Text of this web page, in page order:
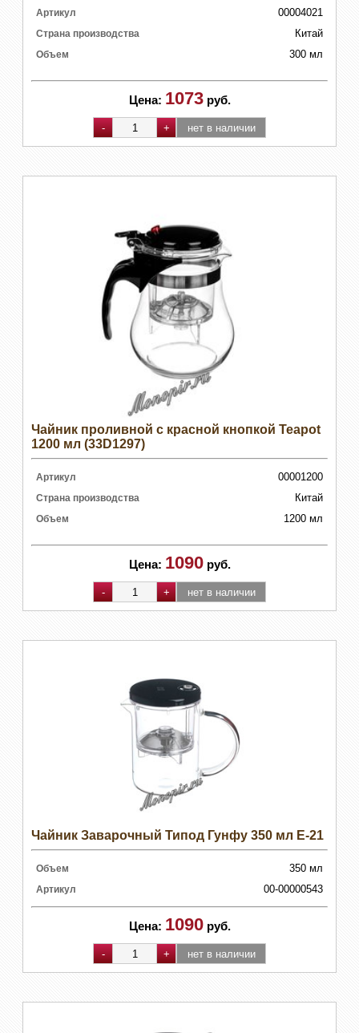
Артикул 00004021
Страна производства Китай
Объем 300 мл
Цена: 1073 руб.
Чайник проливной с красной кнопкой Teapot
1200 мл (33D1297)
Артикул 00001200
Страна производства Китай
Объем 1200 мл
Цена: 1090 руб.
Чайник Заварочный Типод Гунфу 350 мл E-21
Объем 350 мл
Артикул 00-00000543
Цена: 1090 руб.